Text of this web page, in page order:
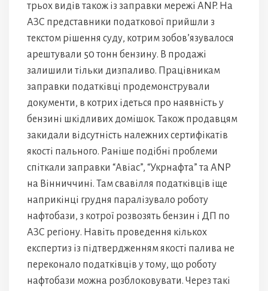
трьох видів також із заправки мережі АNP. На
АЗС представники податкової прийшли з
текстом рішення суду, котрим зобов’язувалося
арештували 50 тонн бензину. В продажі
залишили тільки дизпаливо. Працівникам
заправки податківці продемонстрували
документи, в котрих ідеться про наявність у
бензині шкідливих домішок. Також продавцям
закидали відсутність належних сертифікатів
якості пального. Раніше подібні проблеми
спіткали заправки “Авіас”, “Укрнафта” та АNP
на Вінниччині. Там свавілля податківців іще
наприкінці грудня паралізувало роботу
нафтобази, з котрої розвозять бензин і ДП по
АЗС регіону. Навіть проведення кількох
експертиз із підтвердженням якості палива не
переконало податківців у тому, що роботу
нафтобази можна розблоковувати. Через такі